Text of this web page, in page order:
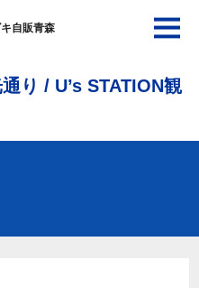
自販青森
り / U’s STATION観